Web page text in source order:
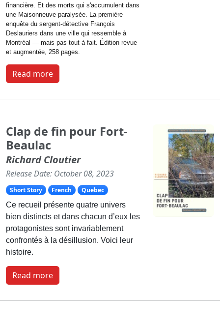
financière. Et des morts qui s'accumulent dans
une Maisonneuve paralysée. La première
enquête du sergent-détective François
Deslauriers dans une ville qui ressemble à
Montréal — mais pas tout à fait. Édition revue
et augmentée, 258 pages.
Read more
Clap de fin pour Fort-
Beaulac
Richard Cloutier
Release Date: October 08, 2023
Short Story French
Quebec
Ce recueil présente quatre univers
bien distincts et dans chacun d’eux les
protagonistes sont invariablement
confrontés à la désillusion. Voici leur
histoire.
Read more